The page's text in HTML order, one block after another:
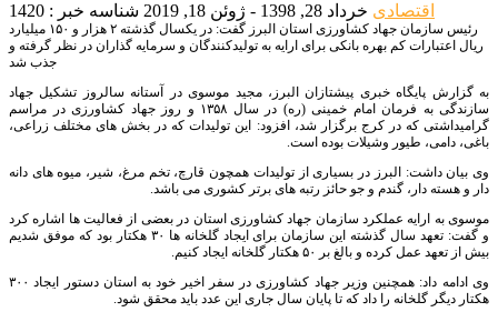
اقتصادی خرداد 28, 1398 - ژوئن 18, 2019 شناسه خبر : 1420
رئیس سازمان جهاد کشاورزی استان البرز گفت: در یکسال گذشته ۲ هزار و ۱۵۰ میلیارد
ریال اعتبارات کم بهره بانکی برای ارایه به تولیدکنندگان و سرمایه گذاران در نظر گرفته و
جذب شد
به گزارش پایگاه خبری پیشتازان البرز، مجید موسوی در آستانه سالروز تشکیل جهاد
سازندگی به فرمان امام خمینی (ره) در سال ۱۳۵۸ و روز جهاد کشاورزی در مراسم
گرامیداشتی که در کرج برگزار شد، افزود: این تولیدات که در بخش های مختلف زراعی،
باغی، دامی، طیور وشیلات بوده است.
وی بیان داشت: البرز در بسیاری از تولیدات همچون قارچ، تخم مرغ، شیر، میوه های دانه
دار و هسته دار، گندم و جو حائز رتبه های برتر کشوری می باشد.
موسوی به ارایه عملکرد سازمان جهاد کشاورزی استان در بعضی از فعالیت ها اشاره کرد
و گفت: تعهد سال گذشته این سازمان برای ایجاد گلخانه ها ۳۰ هکتار بود که موفق شدیم
بیش از تعهد عمل کرده و بالغ بر ۵۰ هکتار گلخانه ایجاد کنیم
.
وی ادامه داد: همچنین وزیر جهاد کشاورزی در سفر اخیر خود به استان دستور ایجاد ۳۰۰
هکتار دیگر گلخانه را داد که تا پایان سال جاری این عدد باید محقق شود.